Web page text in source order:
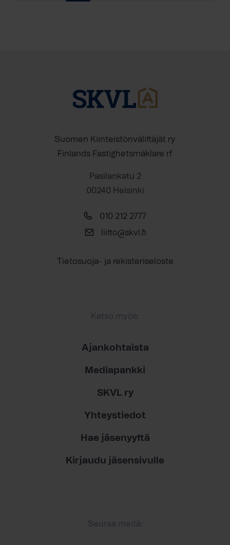
Suomen Kiinteistönvälittäjät ry
Finlands Fastighetsmäklare rf
Pasilankatu 2
00240 Helsinki
010 212 2777
liitto@skvl.fi
Tietosuoja- ja rekisteriseloste
Katso myös:
Ajankohtaista
Mediapankki
SKVL ry
Yhteystiedot
Hae jäsenyyttä
Kirjaudu jäsensivulle
Seuraa meitä: